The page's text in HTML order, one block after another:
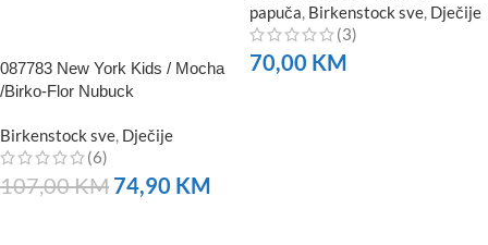
087783 New York Kids / Mocha
/Birko-Flor Nubuck
Birkenstock sve, Dječije
(6)
107,00KM 74,90 KM
papuča, Birkenstock sve, Dječije
(3)
70,00 KM